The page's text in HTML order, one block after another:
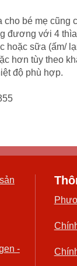
bé mẹ cũng
đương với 4
sữa (ấm/
hơn tùy theo
độ phù hợp.
-